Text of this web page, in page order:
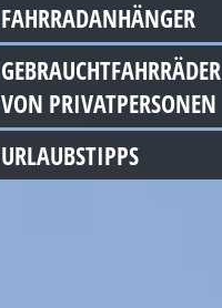
FAHRRADANHÄNGER
GEBRAUCHTFAHRRÄDER
VON PRIVATPERSONEN
URLAUBSTIPPS